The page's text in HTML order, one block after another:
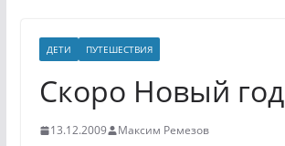
ДЕТИ ПУТЕШЕСТВИЯ
Скоро Новый год
13.12.2009 Максим Ремезов